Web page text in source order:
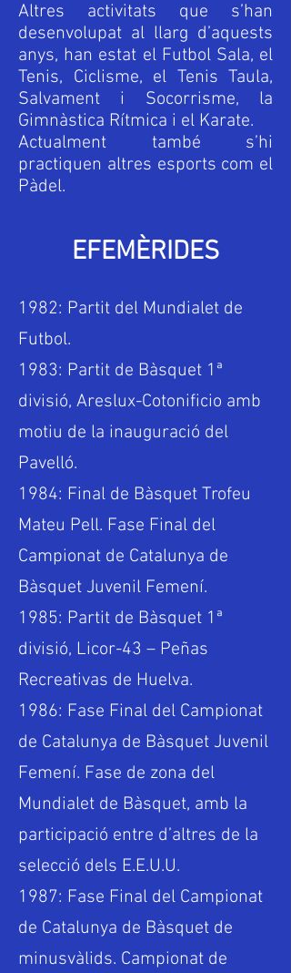
Altres activitats que s’han
desenvolupat al llarg d’aquests
anys, han estat el Futbol Sala, el
Tenis, Ciclisme, el Tenis Taula,
Salvament i Socorrisme, la
Gimnàstica Rítmica i el Karate.
Actualment també s’hi
practiquen altres esports com el
Pàdel.
EFEMÈRIDES
1982: Partit del Mundialet de
Futbol.
1983: Partit de Bàsquet 1ª
divisió, Areslux-Cotonificio amb
motiu de la inauguració del
Pavelló.
1984: Final de Bàsquet Trofeu
Mateu Pell. Fase Final del
Campionat de Catalunya de
Bàsquet Juvenil Femení.
1985: Partit de Bàsquet 1ª
divisió, Licor-43 – Peñas
Recreativas de Huelva.
1986: Fase Final del Campionat
de Catalunya de Bàsquet Juvenil
Femení. Fase de zona del
Mundialet de Bàsquet, amb la
participació entre d’altres de la
selecció dels E.E.U.U.
1987: Fase Final del Campionat
de Catalunya de Bàsquet de
minusvàlids. Campionat de